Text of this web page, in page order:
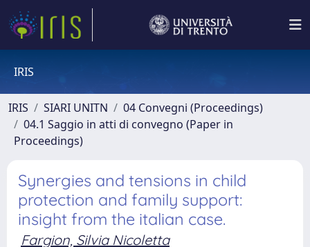
IRIS
IRIS SIARI UNITN
04 Convegni (Proceedings)
04.1 Saggio in atti di convegno (Paper in
Proceedings)
Synergies and tensions in child
protection and family support:
insight from the italian case.
Fargion, Silvia Nicoletta